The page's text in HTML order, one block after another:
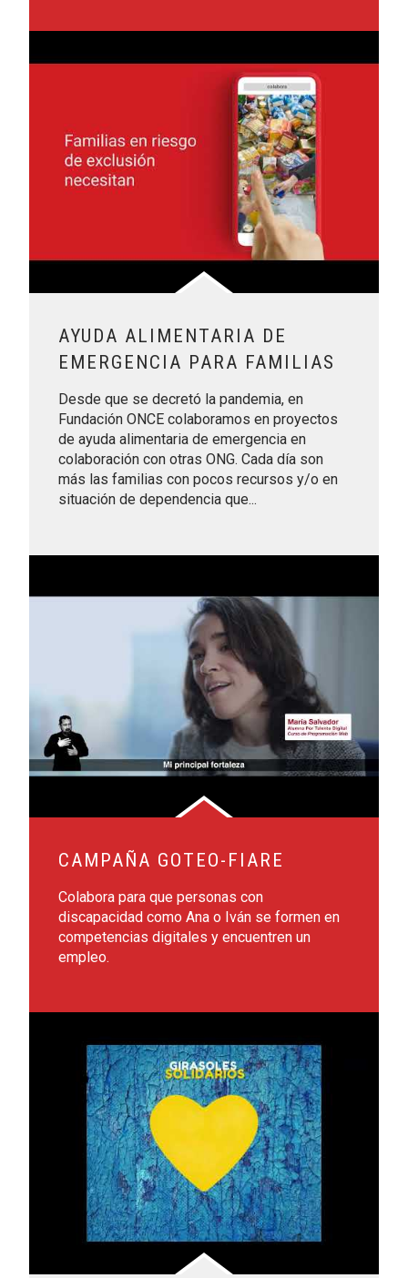
AYUDA ALIMENTARIA DE
EMERGENCIA PARA FAMILIAS
Desde que se decretó la pandemia, en
Fundación ONCE colaboramos en proyectos
de ayuda alimentaria de emergencia en
colaboración con otras ONG. Cada día son
más las familias con pocos recursos y/o en
situación de dependencia que...
CAMPAÑA GOTEO-FIARE
Colabora para que personas con
discapacidad como Ana o Iván se formen en
competencias digitales y encuentren un
empleo.